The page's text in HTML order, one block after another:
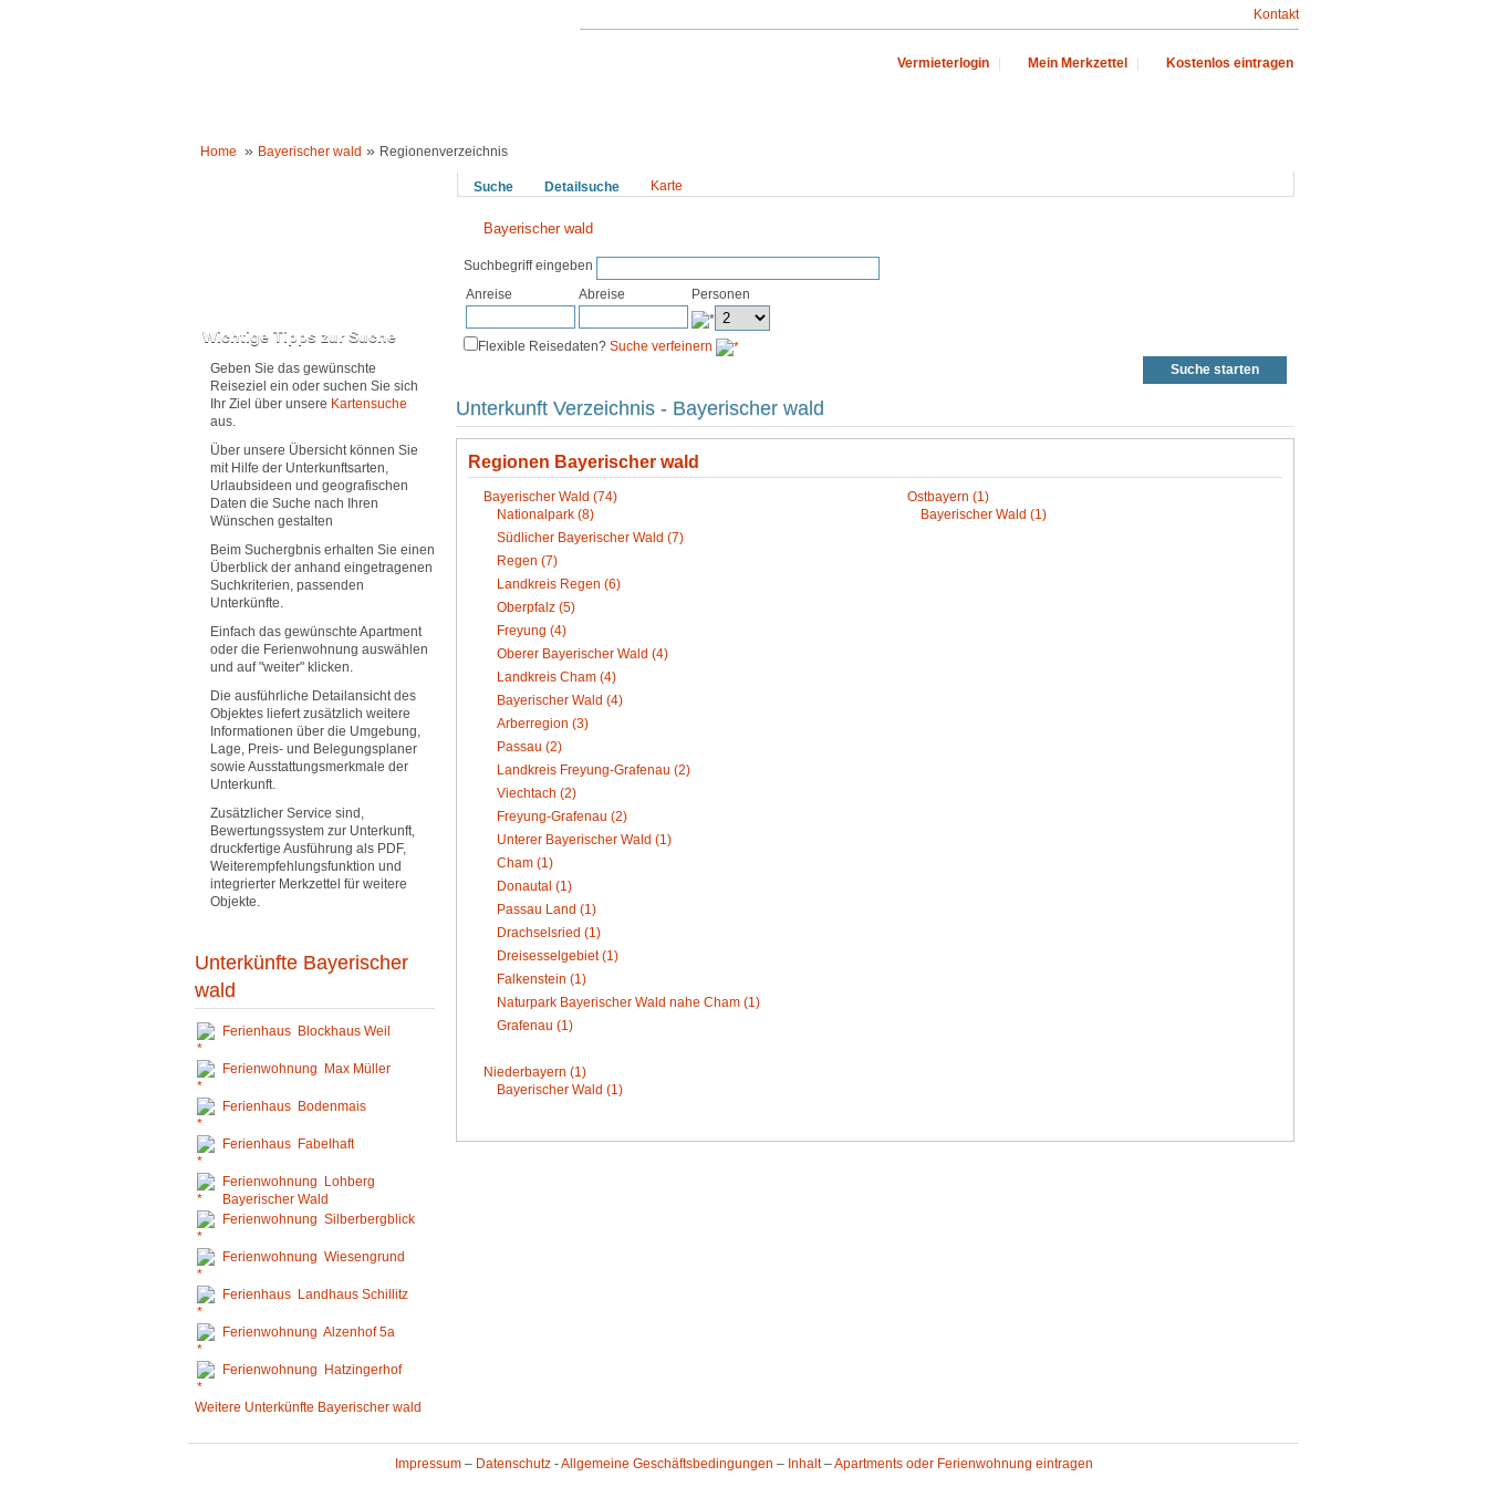
Kontakt
Vermieterlogin Mein Merkzettel Kostenlos eintragen
Home » Bayerischer wald » Regionenverzeichnis
Wichtige Tipps zur Suche
Geben Sie das gewünschte
Reiseziel ein oder suchen Sie sich
Ihr Ziel über unsere Kartensuche
aus.
Über unsere Übersicht können Sie
mit Hilfe der Unterkunftsarten,
Urlaubsideen und geografischen
Daten die Suche nach Ihren
Wünschen gestalten
Beim Suchergbnis erhalten Sie einen
Überblick der anhand eingetragenen
Suchkriterien, passenden
Unterkünfte.
Einfach das gewünschte Apartment
oder die Ferienwohnung auswählen
und auf "weiter" klicken.
Die ausführliche Detailansicht des
Objektes liefert zusätzlich weitere
Informationen über die Umgebung,
Lage, Preis- und Belegungsplaner
sowie Ausstattungsmerkmale der
Unterkunft.
Zusätzlicher Service sind,
Bewertungssystem zur Unterkunft,
druckfertige Ausführung als PDF,
Weiterempfehlungsfunktion und
integrierter Merkzettel für weitere
Objekte.
Unterkünfte Bayerischer
wald
Ferienhaus Blockhaus Weil
Ferienwohnung Max Müller
Ferienhaus Bodenmais
Ferienhaus Fabelhaft
Ferienwohnung Lohberg
Bayerischer Wald
Ferienwohnung Silberbergblick
Ferienwohnung Wiesengrund
Ferienhaus Landhaus Schillitz
Ferienwohnung Alzenhof 5a
Ferienwohnung Hatzingerhof
Weitere Unterkünfte Bayerischer wald
Suche Detailsuche Karte
Bayerischer wald
Suchbegriff eingeben
Anreise
Abreise Personen
Flexible Reisedaten? Suche verfeinern
Unterkunft Verzeichnis - Bayerischer wald
Regionen Bayerischer wald
Bayerischer Wald (74)
Nationalpark (8)
Südlicher Bayerischer Wald (7)
Regen (7)
Landkreis Regen (6)
Oberpfalz (5)
Freyung (4)
Oberer Bayerischer Wald (4)
Landkreis Cham (4)
Bayerischer Wald (4)
Arberregion (3)
Passau (2)
Landkreis Freyung-Grafenau (2)
Viechtach (2)
Freyung-Grafenau (2)
Unterer Bayerischer Wald (1)
Cham (1)
Donautal (1)
Passau Land (1)
Drachselsried (1)
Dreisesselgebiet (1)
Falkenstein (1)
Naturpark Bayerischer Wald nahe Cham (1)
Grafenau (1)
Niederbayern (1)
Bayerischer Wald (1)
Ostbayern (1)
Bayerischer Wald (1)
Impressum– Datenschutz-Allgemeine Geschäftsbedingungen – Inhalt–Apartments oder Ferienwohnung eintragen